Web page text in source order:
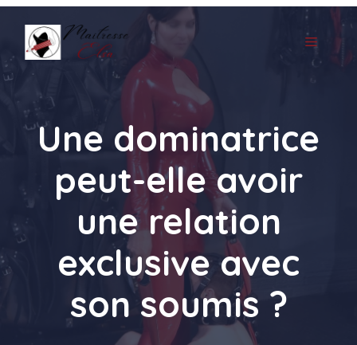
contenu
MENU
Une dominatrice
peut-elle avoir
une relation
exclusive avec
son soumis ?